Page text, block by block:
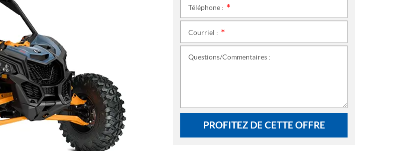
Téléphone :
Courriel :
Questions/Commentaires :
PROFITEZ DE CETTE OFFRE